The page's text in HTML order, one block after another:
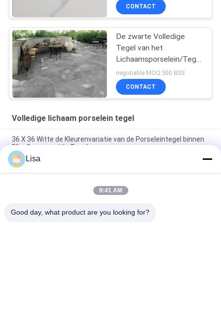
CONTACT
De zwarte Volledige
Tegel van het
Lichaamsporselein/Tegel
van het de Vloerporselein
van de Lichaams de
Concave Keuken
negotiable MOQ:500 BSS
CONTACT
Volledige lichaam porselein tegel
36 X 36 Witte de Kleurenvariatie van de Porseleintegel binnen
Elke Commerciële Tegel
De volledige Badkamers van het Lichaamsgraniet betegelt
Witte Kleuren Binnenlandse Buitensteun
De steen kijkt de Volledige Tegel van het
Lisa
9:41 AM
Good day, what product are you looking for?